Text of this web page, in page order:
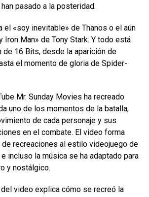
pasado a la posteridad.
el «soy inevitable» de Thanos o el aún
Iron Man» de Tony Stark. Y todo está
de 16 Bits, desde la aparición de
el momento de gloria de Spider-
Mr. Sunday Movies ha recreado
uno de los momentos de la batalla,
de cada personaje y sus
en el combate. El video forma
de recreaciones al estilo videojuego de
incluso la música se ha adaptado para
y nostálgico.
video explica cómo se recreó la